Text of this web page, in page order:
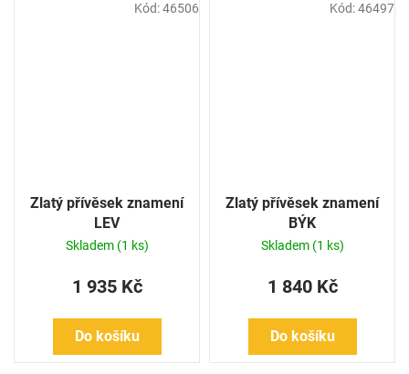
Zlatý přívěsek znamení
LEV
Skladem (1 ks)
1 935 Kč
Do košíku
Kód:46506
Zlatý přívěsek znamení
BÝK
Skladem (1 ks)
1 840 Kč
Do košíku
Kód:46497